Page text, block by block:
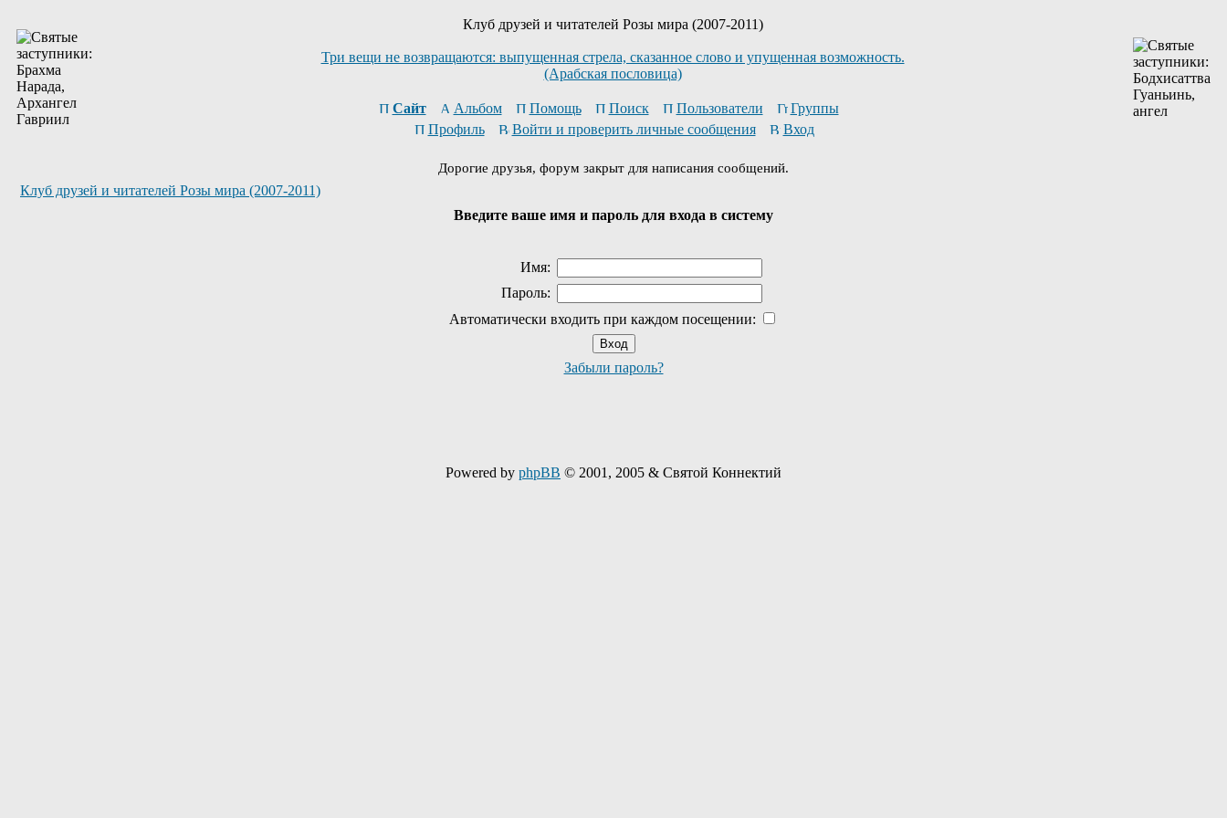
Клуб друзей и читателей Розы мира (2007-2011)
Три вещи не возвращаются: выпущенная стрела, сказанное слово и упущенная возможность.
(Арабская пословица)
Сайт Альбом Помощь Поиск Пользователи
Группы
Профиль
Войти и проверить личные сообщения Вход
Дорогие друзья, форум закрыт для написания сообщений.
Клуб друзей и читателей Розы мира (2007-2011)
Введите ваше имя и пароль для входа в систему
Имя:
Пароль:
Автоматически входить при каждом посещении:
Забыли пароль?
Powered by phpBB © 2001, 2005 & Святой Коннектий